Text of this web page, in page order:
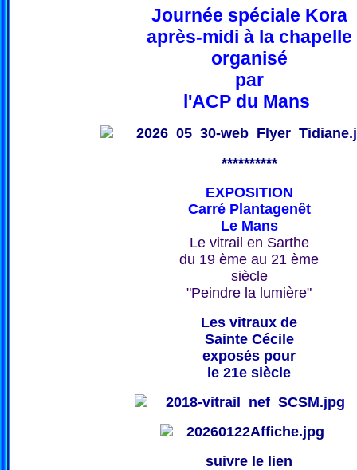
Journée spéciale Kora
après-midi à la chapelle
organisé
par
l'ACP du Mans
**********
EXPOSITION
Carré Plantagenêt
Le Mans
Le vitrail en Sarthe
du 19 ème au 21 ème
siècle
"Peindre la lumière"
Les vitraux de
Sainte Cécile
exposés pour
le 21e siècle
suivre le lien